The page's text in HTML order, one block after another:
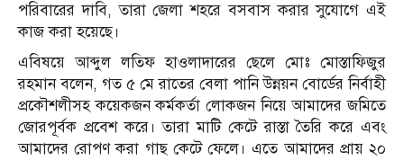
পরিবারের দাবি, তারা জেলা শহরে বসবাস করার সুযোগে এই
কাজ করা হয়েছে।
এবিষয়ে আব্দুল লতিফ হাওলাদারের ছেলে মোঃ মোস্তাফিজুর
রহমান বলেন, গত ৫ মে রাতের বেলা পানি উন্নয়ন বোর্ডের নির্বাহী
প্রকৌশলীসহ কয়েকজন কর্মকর্তা লোকজন নিয়ে আমাদের জমিতে
জোরপূর্বক প্রবেশ করে। তারা মাটি কেটে রাস্তা তৈরি করে এবং
আমাদের রোপণ করা গাছ কেটে ফেলে। এতে আমাদের প্রায় ২০